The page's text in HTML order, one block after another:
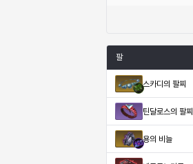
팔
스카디의 팔찌
틴달로스의 팔찌
용의 비늘